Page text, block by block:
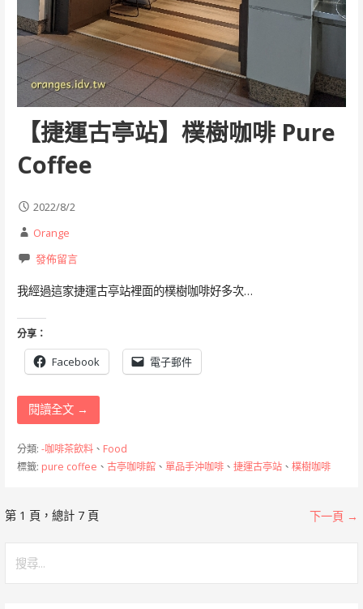
【捷運古亭站】樸樹咖啡 Pure
Coffee
2022/8/2
Orange
發佈留言
我經過這家捷運古亭站裡面的樸樹咖啡好多次…
分享：
Facebook 電子郵件
閱讀全文 →
分類: -咖啡茶飲料、 Food
標籤: pure coffee 、 古亭咖啡館、 單品手沖咖啡、 捷運古亭站、 樸樹咖啡
[文
章]
第 1 頁，總計 7 頁 下一頁 →